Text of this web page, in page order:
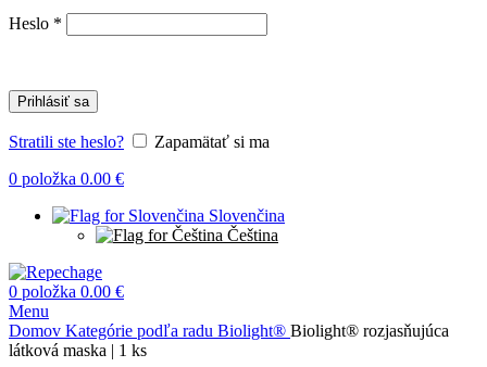
Heslo *
Prihlásiť sa
Stratili ste heslo?
Zapamätať si ma
0 položka 0.00 €
Slovenčina
Čeština
0 položka 0.00 €
Menu
Domov Kategórie podľa radu Biolight® Biolight® rozjasňujúca
látková maska | 1 ks